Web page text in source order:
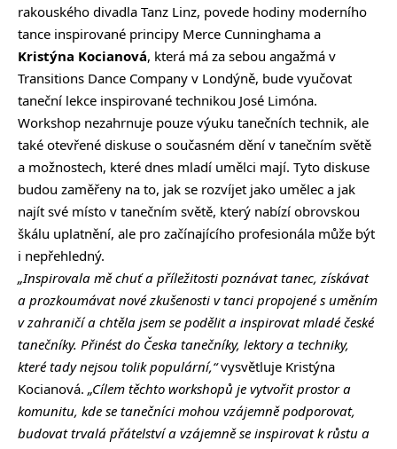
rakouského divadla Tanz Linz, povede hodiny moderního
tance inspirované principy Merce Cunninghama a
Kristýna Kocianová, která má za sebou angažmá v
Transitions Dance Company v Londýně, bude vyučovat
taneční lekce inspirované technikou José Limóna.
Workshop nezahrnuje pouze výuku tanečních technik, ale
také otevřené diskuse o současném dění v tanečním světě
a možnostech, které dnes mladí umělci mají. Tyto diskuse
budou zaměřeny na to, jak se rozvíjet jako umělec a jak
najít své místo v tanečním světě, který nabízí obrovskou
škálu uplatnění, ale pro začínajícího profesionála může být
i nepřehledný.
„Inspirovala mě chuť a příležitosti poznávat tanec, získávat
a prozkoumávat nové zkušenosti v tanci propojené s uměním
v zahraničí a chtěla jsem se podělit a inspirovat mladé české
tanečníky. Přinést do Česka tanečníky, lektory a techniky,
které tady nejsou tolik populární,“vysvětluje Kristýna
Kocianová. „Cílem těchto workshopů je vytvořit prostor a
komunitu, kde se tanečníci mohou vzájemně podporovat,
budovat trvalá přátelství a vzájemně se inspirovat k růstu a